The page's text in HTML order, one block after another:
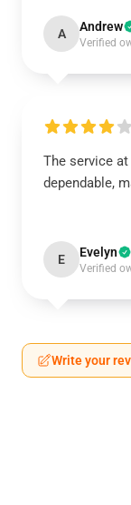
A Andrew
Verified
The service
dependable,
E Evelyn
Verified
Write your